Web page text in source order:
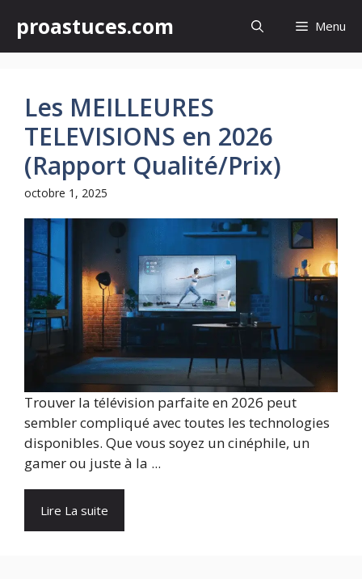
contenu
proastuces.com Menu
Les MEILLEURES
TELEVISIONS en 2026
(Rapport Qualité/Prix)
octobre 1, 2025
Trouver la télévision parfaite en 2026 peut
sembler compliqué avec toutes les technologies
disponibles. Que vous soyez un cinéphile, un
gamer ou juste à la ...
Lire La suite